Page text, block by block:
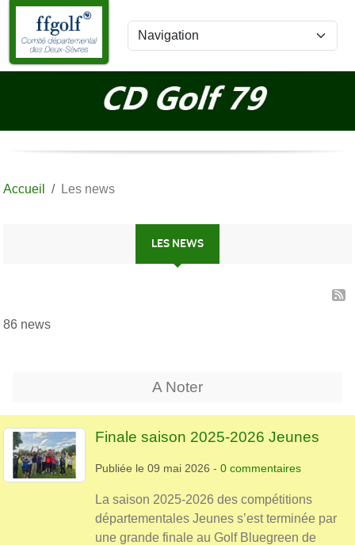
Accueil Les news
LES NEWS
86 news
A Noter
Finale saison 2025-2026 Jeunes
Publiée le 09 mai 2026 - 0 commentaires
La saison 2025-2026 des compétitions
départementales Jeunes s’est terminée par
une grande finale au Golf Bluegreen de
Panneau de gestion des cookies